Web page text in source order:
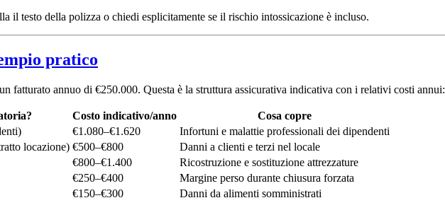
testo della polizza o chiedi esplicitamente se il rischio intossicazione è incluso.
pratico
fatturato annuo di €250.000. Questa è la struttura assicurativa indicativa con i relativi costi annui:
Costo indicativo/anno
Cosa copre
€1.080–€1.620
Infortuni e malattie professionali dei dipendenti
locazione) €500–€800
Danni a clienti e terzi nel locale
€800–€1.400
Ricostruzione e sostituzione attrezzature
€250–€400
Margine perso durante chiusura forzata
€150–€300 Danni da alimenti somministrati